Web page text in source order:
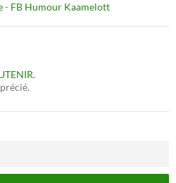
- FB Humour Kaamelott